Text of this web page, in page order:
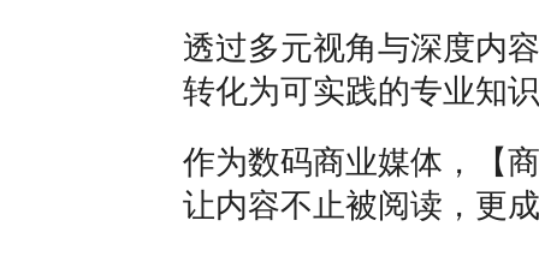
透过多元视角与深度内
转化为可实践的专业知
作为数码商业媒体，【
让内容不止被阅读，更